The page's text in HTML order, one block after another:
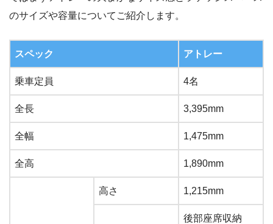
のサイズや容量についてご紹介します。
スペック アトレー
乗車定員 4名
全長 3,395mm
全幅 1,475mm
全高 1,890mm
高さ 1,215mm
後部座席収納